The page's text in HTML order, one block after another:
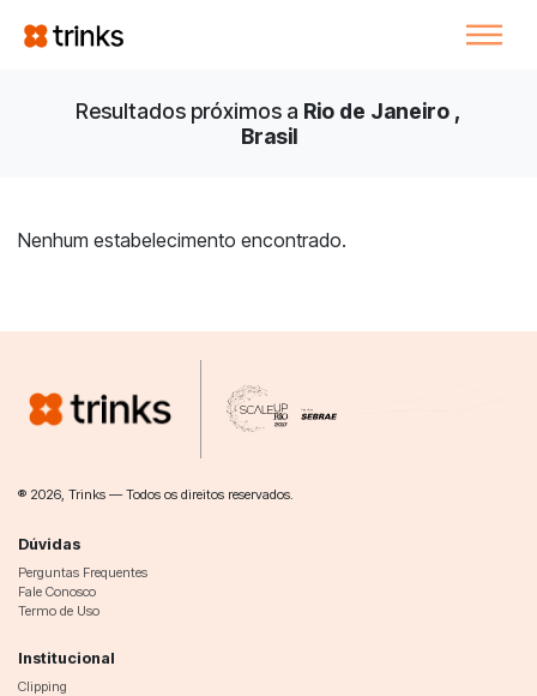
Resultados próximos a Rio de Janeiro ,
Brasil
Nenhum estabelecimento encontrado.
® 2026, Trinks — Todos os direitos reservados.
Dúvidas
Perguntas Frequentes
Fale Conosco
Termo de Uso
Institucional
Clipping